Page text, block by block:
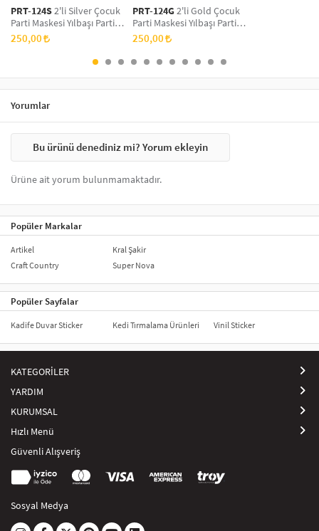
PRT-124S2'li Silver Çocuk
Parti Maskesi Yılbaşı Parti
Maskesi, Yeni Yıl Aksesuarı,
Doğum Günü Parti Maskesi,
Simli Eva Balo Maskesi
250,00
PRT-124G2'li Gold Çocuk
Parti Maskesi Yılbaşı Parti
Maskesi, Yeni Yıl Aksesuarı,
Doğum Günü Parti Maskesi,
Simli Eva Balo Maskesi
250,00
Yorumlar
Bu ürünü denediniz mi? Yorum ekleyin
Ürüne ait yorum bulunmamaktadır.
Popüler Markalar
Artikel
Craft Country
Kral Şakir
Super Nova
Popüler Sayfalar
Kadife Duvar Sticker Kedi Tırmalama Ürünleri Vinil Sticker
KATEGORİLER
YARDIM
KURUMSAL
Hızlı Menü
Güvenli Alışveriş
Sosyal Medya